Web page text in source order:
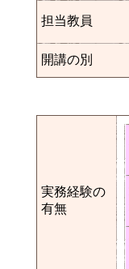
担当教員
開講の別
実務経験の
有無